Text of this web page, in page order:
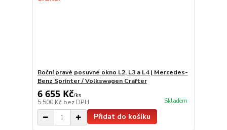
Boční pravé posuvné okno L2, L3 a L4 | Mercedes-
Benz Sprinter / Volkswagen Crafter
6 655 Kč/ks
5 500 Kč bez DPH Skladem
Přidat do košíku